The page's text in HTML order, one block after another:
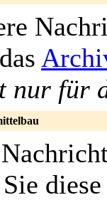
nur für
diese